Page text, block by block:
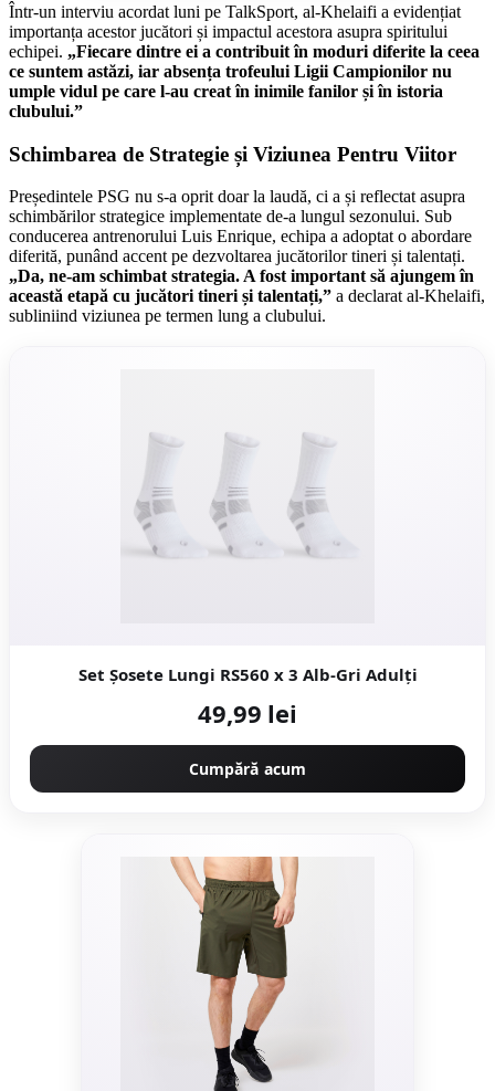
Într-un interviu acordat luni pe TalkSport, al-Khelaifi a evidențiat
importanța acestor jucători și impactul acestora asupra spiritului
echipei. „Fiecare dintre ei a contribuit în moduri diferite la ceea
ce suntem astăzi, iar absența trofeului Ligii Campionilor nu
umple vidul pe care l-au creat în inimile fanilor și în istoria
clubului.”
Schimbarea de Strategie și Viziunea Pentru Viitor
Președintele PSG nu s-a oprit doar la laudă, ci a și reflectat asupra
schimbărilor strategice implementate de-a lungul sezonului. Sub
conducerea antrenorului Luis Enrique, echipa a adoptat o abordare
diferită, punând accent pe dezvoltarea jucătorilor tineri și talentați.
„Da, ne-am schimbat strategia. A fost important să ajungem în
această etapă cu jucători tineri și talentați,” a declarat al-Khelaifi,
subliniind viziunea pe termen lung a clubului.
Set Şosete Lungi RS560 x 3 Alb-Gri Adulţi
49,99 lei
Cumpără acum